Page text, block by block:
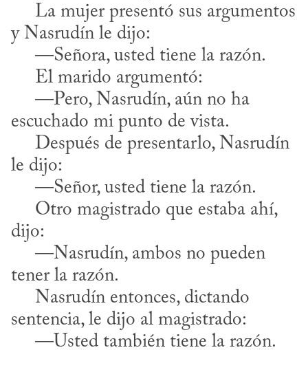
y Nasrudín le dijo:
escuchado mi punto de vista.
le dijo:
dijo:
tener la razón.
sentencia, le dijo al magistrado:
     —Usted también tiene la razón.